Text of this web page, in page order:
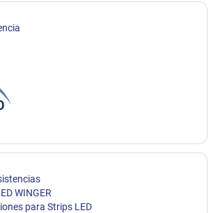
WINGER
para Strips LED